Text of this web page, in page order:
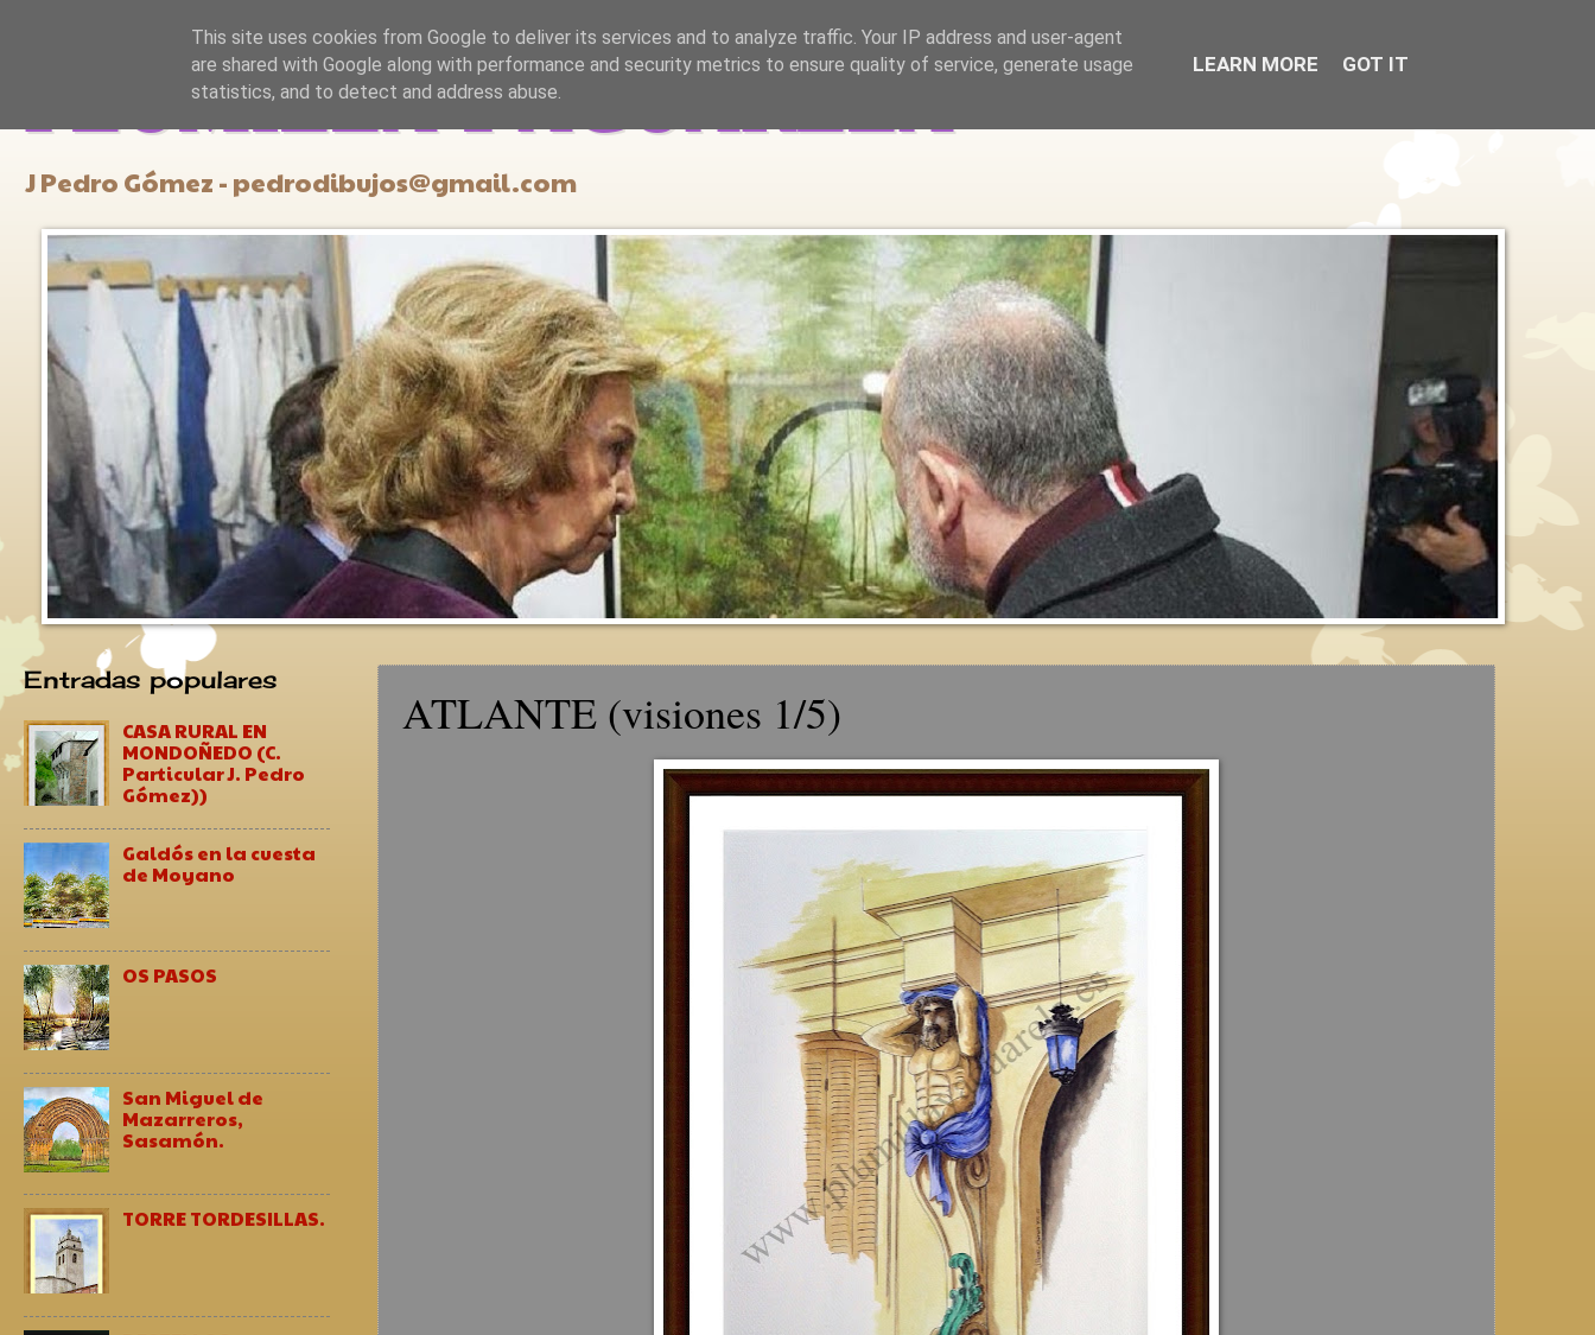
PLUMILLA Y ACUARELA
J Pedro Gómez - pedrodibujos@gmail.com
ATLANTE (visiones 1/5)
Entradas populares
CASA RURAL EN
MONDOÑEDO (C.
Particular J. Pedro
Gómez))
Galdós en la cuesta
de Moyano
OS PASOS
San Miguel de
Mazarreros,
Sasamón.
TORRE TORDESILLAS.
This site uses cookies from Google to deliver its services and to analyze traffic. Your IP address and user-agent
are shared with Google along with performance and security metrics to ensure quality of service, generate usage
statistics, and to detect and address abuse.
LEARN MORE GOT IT